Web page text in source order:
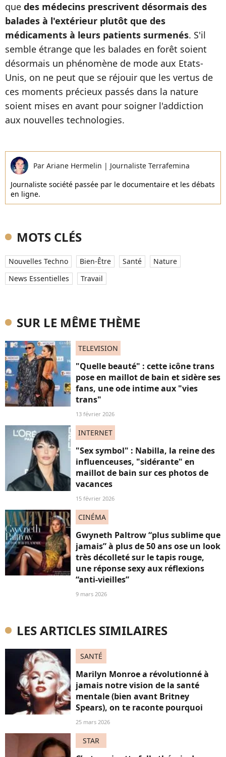
que des médecins prescrivent désormais des
balades à l'extérieur plutôt que des
médicaments à leurs patients surmenés. S'il
semble étrange que les balades en forêt soient
désormais un phénomène de mode aux Etats-
Unis, on ne peut que se réjouir que les vertus de
ces moments précieux passés dans la nature
soient mises en avant pour soigner l'addiction
aux nouvelles technologies.
Par Ariane Hermelin | Journaliste Terrafemina
Journaliste société passée par le documentaire et les débats
en ligne.
MOTS CLÉS
Nouvelles Techno Bien-Être Santé
Nature
News Essentielles
Travail
SUR LE MÊME THÈME
TELEVISION
"Quelle beauté" : cette icône trans
pose en maillot de bain et sidère ses
fans, une ode intime aux "vies
trans"
13 février 2026
INTERNET
"Sex symbol" : Nabilla, la reine des
influenceuses, "sidérante" en
maillot de bain sur ces photos de
vacances
15 février 2026
CINÉMA
Gwyneth Paltrow “plus sublime que
jamais” à plus de 50 ans ose un look
très décolleté sur le tapis rouge,
une réponse sexy aux réflexions
“anti-vieilles”
9 mars 2026
LES ARTICLES SIMILAIRES
SANTÉ
Marilyn Monroe a révolutionné à
jamais notre vision de la santé
mentale (bien avant Britney
Spears), on te raconte pourquoi
25 mars 2026
STAR